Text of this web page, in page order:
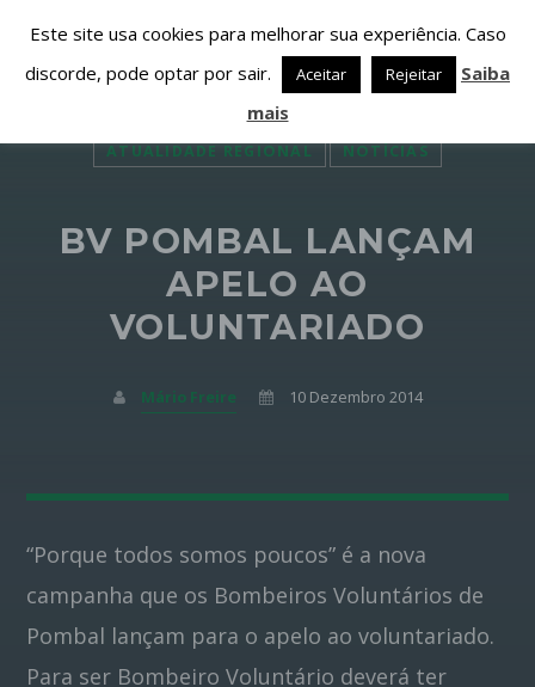
PESQUISAR NESTE WEBSITE:
PARTILHAR ESTA PÁGINA EM:
Pinterest
ATUALIDADE REGIONAL NOTÍCIAS
BV POMBAL LANÇAM
APELO AO
VOLUNTARIADO
Mário Freire 10 Dezembro 2014
“Porque todos somos poucos” é a nova
campanha que os Bombeiros Voluntários de
Pombal lançam para o apelo ao voluntariado.
Para ser Bombeiro Voluntário deverá ter
Este site usa cookies para melhorar sua experiência. Caso
discorde, pode optar por sair.
Aceitar Rejeitar
Saiba
mais